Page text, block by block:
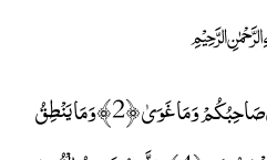
وَالنَّجْمِ إِذَا هَوَىٰ ﴿1﴾ مَا ضَلَّ صَاحِبُكُمْ وَمَا غَوَىٰ ﴿2﴾ وَمَا يَنْطِقُ